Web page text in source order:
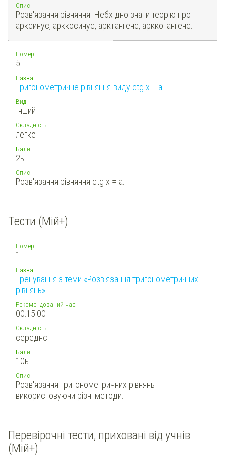
Опис
Розв'язання рівняння. Небхідно знати теорію про
арксинус, арккосинус, арктангенс, арккотангенс.
Номер
5.
Назва
Тригонометричне рівняння виду ctg x = a
Вид
Інший
Складність
легке
Бали
2Б.
Опис
Розв'язання рівняння ctg x = a.
Тести (Мій+)
Номер
1.
Назва
Тренування з теми «Розв'язання тригонометричних
рівнянь»
Рекомендований час:
00:15:00
Складність
середнє
Бали
10Б.
Опис
Розв'язання тригонометричних рівнянь
використовуючи різні методи.
Перевірочні тести, приховані від учнів
(Мій+)